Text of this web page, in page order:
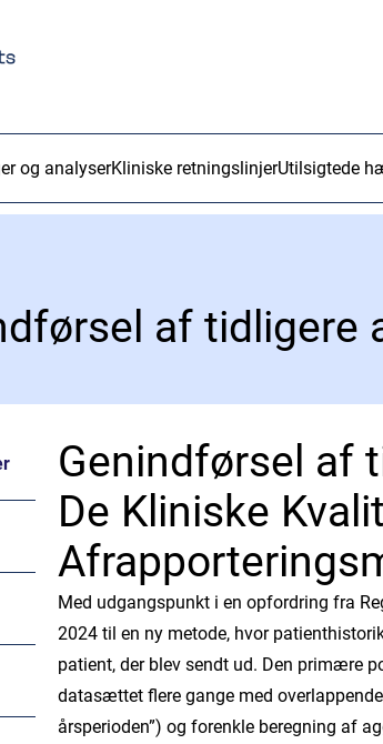
og analyserKliniske retningslinjerUtilsigtede
Genindførsel af
De Kliniske
Med udgangspunkt i en opfordring fra
2024 til en ny metode, hvor
patient, der blev sendt ud. Den primære
datasættet flere gange med
årsperioden”) og forenkle beregning af